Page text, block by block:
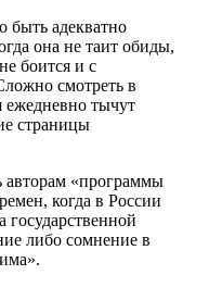
быть адекватно
она не таит обиды,
боится и с
смотреть в
ежедневно тычут
страницы
авторам «программы
когда в России
либо сомнение в